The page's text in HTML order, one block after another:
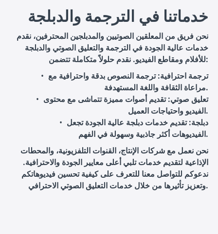
خدماتنا في الترجمة والدبلجة
نحن فريق من المعلقين الصوتيين والمدبلجين المحترفين، نقدم
خدمات عالية الجودة في الترجمة والتعليق الصوتي والدبلجة
للأفلام ومقاطع الفيديو. نقدم حلولاً متكاملة تتضمن:
ترجمة احترافية: ترجمة النصوص بدقة واحترافية مع
مراعاة الثقافة واللغة المستهدفة.
تعليق صوتي: تقديم أصوات مميزة تتماشى مع محتوى
الفيديو واحتياجات العميل.
دبلجة: تقديم خدمات دبلجة عالية الجودة تجعل
الفيديوهات أكثر جاذبية وسهولة في الفهم.
نحن نعمل مع شركات الإنتاج، القنوات التلفزيونية، والمحطات
الإذاعية لتقديم خدمات تلبي أعلى معايير الجودة والاحترافية.
ندعوكم للتواصل معنا للتعرف على كيفية تحسين فيديوهاتكم
وتعزيز تأثيرها من خلال خدمات التعليق الصوتي الاحترافي.